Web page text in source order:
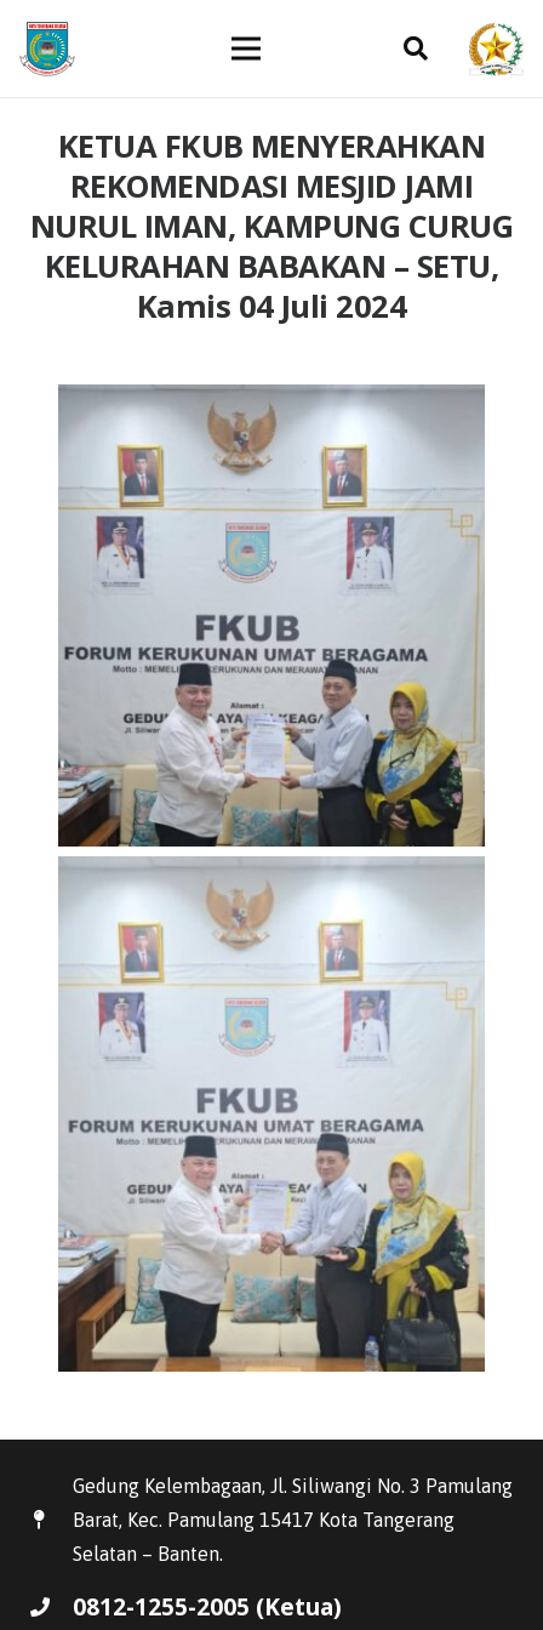
KETUA FKUB MENYERAHKAN
REKOMENDASI MESJID JAMI
NURUL IMAN, KAMPUNG CURUG
KELURAHAN BABAKAN – SETU,
Kamis 04 Juli 2024
Gedung Kelembagaan, Jl. Siliwangi No. 3 Pamulang
Barat, Kec. Pamulang 15417 Kota Tangerang
Selatan – Banten.
0812-1255-2005 (Ketua)